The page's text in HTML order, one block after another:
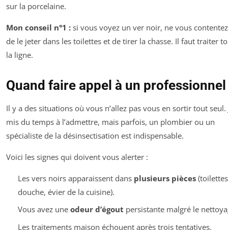
sur la porcelaine.
Mon conseil n°1 : si vous voyez un ver noir, ne vous
de le jeter dans les toilettes et de tirer la chasse. Il faut traiter
la ligne.
Quand faire appel à un professionnel
Il y a des situations où vous n’allez pas vous en sortir tout seul.
mis du temps à l’admettre, mais parfois, un plombier ou un
spécialiste de la désinsectisation est indispensable.
Voici les signes qui doivent vous alerter :
Les vers noirs apparaissent dans plusieurs pièces
douche, évier de la cuisine).
Vous avez une odeur d’égout persistante malgré le
Les traitements maison échouent après trois tentatives.